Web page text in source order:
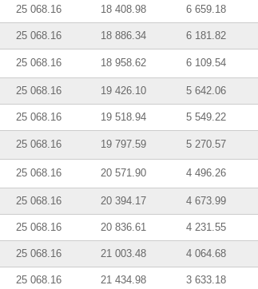
25 068.16 18 408.98 6 659.18
25 068.16 18 886.34 6 181.82
25 068.16 18 958.62 6 109.54
25 068.16 19 426.10 5 642.06
25 068.16 19 518.94 5 549.22
25 068.16 19 797.59 5 270.57
25 068.16 20 571.90 4 496.26
25 068.16 20 394.17 4 673.99
25 068.16 20 836.61 4 231.55
25 068.16 21 003.48 4 064.68
25 068.16 21 434.98 3 633.18